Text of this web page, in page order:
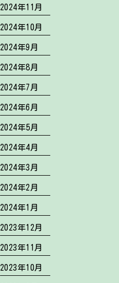
2024年11月
2024年10月
2024年9月
2024年8月
2024年7月
2024年6月
2024年5月
2024年4月
2024年3月
2024年2月
2024年1月
2023年12月
2023年11月
2023年10月